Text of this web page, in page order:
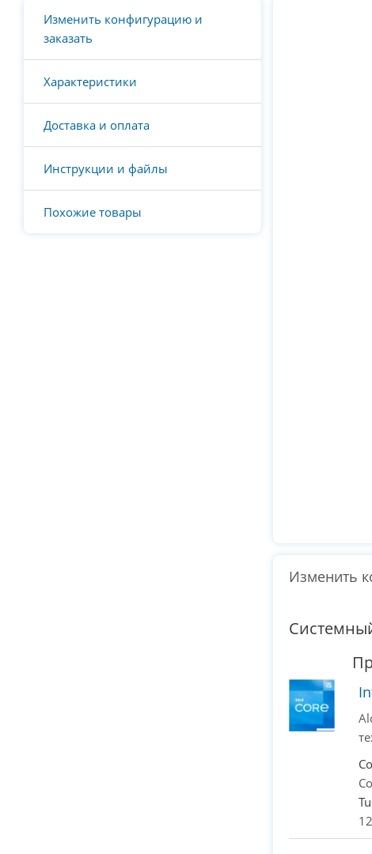
Изменить конфигурацию и
заказать
Характеристики
Доставка и оплата
Инструкции и файлы
Похожие товары
Изменить